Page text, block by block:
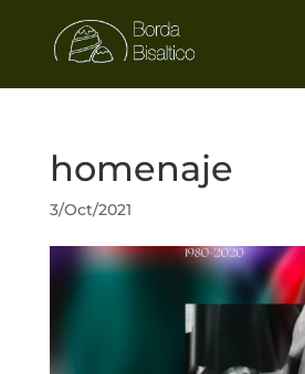
homenaje
3/Oct/2021